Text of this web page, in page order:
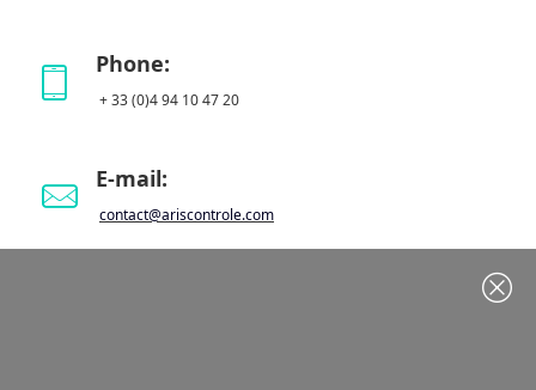
Phone:
+ 33 (0)4 94 10 47 20
E-mail:
contact@ariscontrole.com